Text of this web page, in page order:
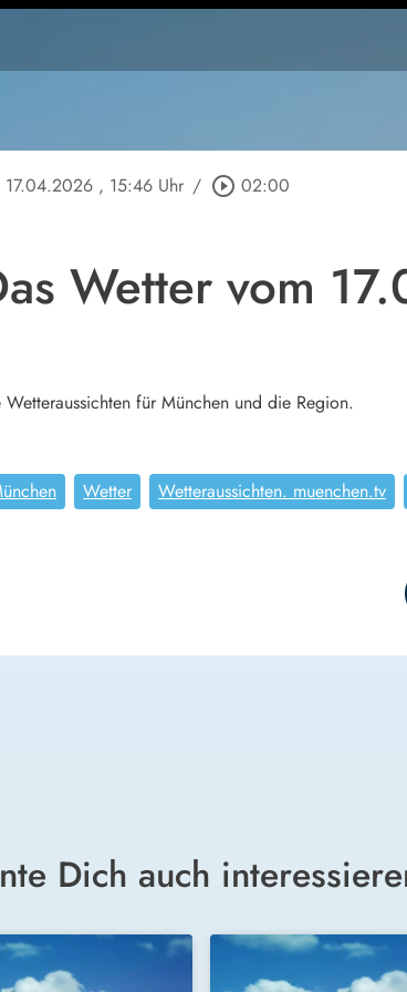
17.04.2026 , 15:46 Uhr / play_circle_outline 02:00
Wetter vom
Wetteraussichten für München und die Region.
Wetter Wetteraussichten. muenchen.tv
Dich auch